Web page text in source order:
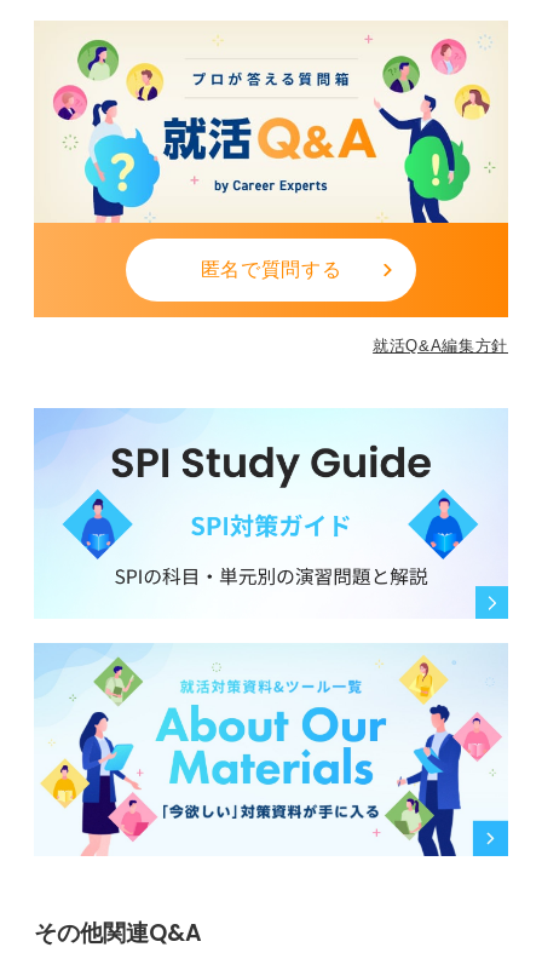
匿名で質問する
就活Q&A編集方針
その他関連Q&A